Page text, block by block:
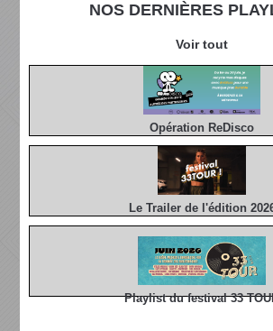
NOS DERNIÈRES
Voir tout
Opération ReDisco
Le Trailer de l'édition
Playlist du festival 33